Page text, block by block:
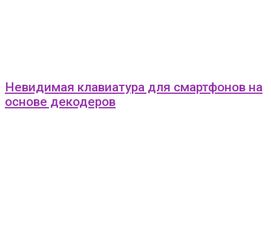
Невидимая клавиатура для смартфонов на
основе декодеров